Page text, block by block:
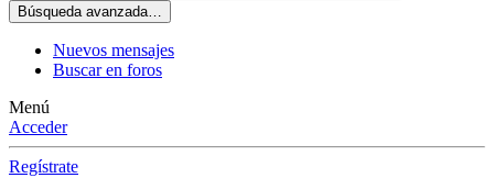
Búsqueda avanzada…
Nuevos mensajes
Buscar en foros
Menú
Acceder
Regístrate